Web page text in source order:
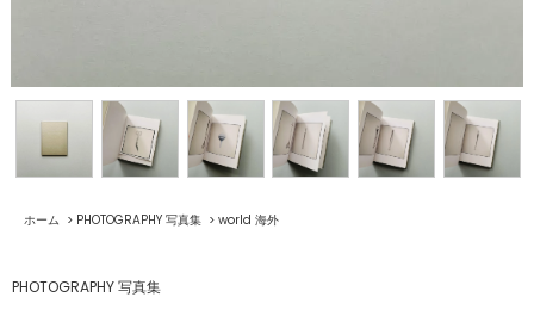
ホーム > PHOTOGRAPHY 写真集 > world 海外
PHOTOGRAPHY 写真集